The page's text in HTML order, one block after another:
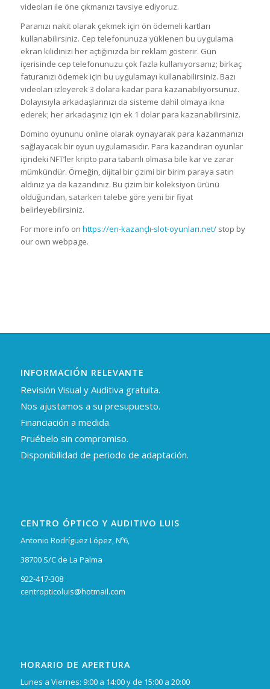
videoları ile öne çıkmanızı tavsiye ediyoruz.
Paranızı nakit olarak çekmek için ön ödemeli kartları
kullanabilirsiniz. Cep telefonunuza yüklenen bu uygulama
ekran kilidinizi her açtığınızda bir reklam gösterir. Gün
içerisinde cep telefonunuzu çok fazla kullanıyorsanız; birkaç
faturanızı ödemek için bu uygulamayı kullanabilirsiniz. Bazı
videoları izleyerek 3 dolara kadar para kazanabiliyorsunuz.
Dolayısıyla arkadaşlarınızı da sisteme dahil olmaya ikna
ederek; her arkadaşınız için ek 1 dolar para kazanabilirsiniz.
Domino oyununu online olarak oynayarak para kazanmanızı
sağlayacak bir oyun uygulamasıdır. Para kazandıran oyunlar
içindeki NFT’ler kripto para tabanlı olmasa bile kar ve zarar
mümkündür. Örneğin, dijital bir çizimi bir birim paraya satın
aldınız ya da kazandınız. Bu çizim bir koleksiyon ürünü
olduğundan, satarken talebe göre yeni bir fiyat
belirleyebilirsiniz.
For more info on https://en-kazançlı-slot-oyunları.net/stop by
our own webpage.
INFORMACIÓN RELEVANTE
Revisión Visual y Auditiva gratuita.
Nos ajustamos a su presupuesto.
Financiación a medida.
Pruébelo sin compromiso.
Disponibilidad de periodo de adaptación.
CENTRO ÓPTICO Y AUDITIVO LUIS
Antonio Rodríguez López, Nº6,
38700 S/C de La Palma
922-417-308
centropticoluis@hotmail.com
HORARIO DE APERTURA
Lunes a Viernes: 9:00 a 14:00 y de 15:00 a 20:00